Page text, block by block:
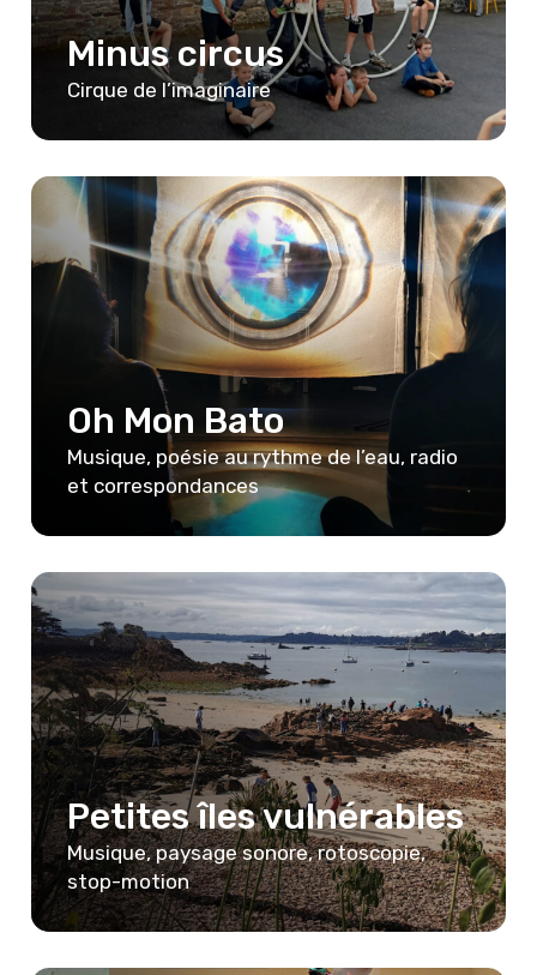
Minus circus
Cirque de l’imaginaire
Oh Mon Bato
Musique, poésie au rythme de l’eau, radio
et correspondances
Petites îles vulnérables
Musique, paysage sonore, rotoscopie,
stop-motion